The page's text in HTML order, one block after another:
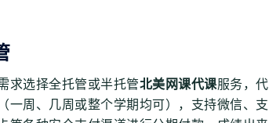
求选择全托管或半托管北美网课代课服务，代
一周、几周或整个学期均可），支持微信、支